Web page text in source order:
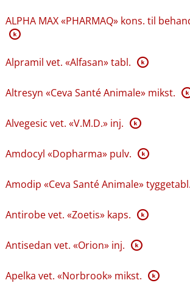
ALPHA MAX «PHARMAQ» kons. til
K
Alpramil vet. «Alfasan» tabl. K
Altresyn «Ceva Santé Animale» mikst. K
Alvegesic vet. «V.M.D.» inj. K
Amdocyl «Dopharma» pulv. K
Amodip «Ceva Santé Animale» tyggetabl.
Antirobe vet. «Zoetis» kaps. K
Antisedan vet. «Orion» inj. K
Apelka vet. «Norbrook» mikst. K